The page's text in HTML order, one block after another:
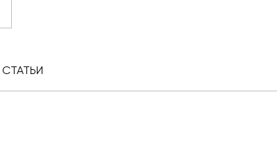
СТАТЬИ